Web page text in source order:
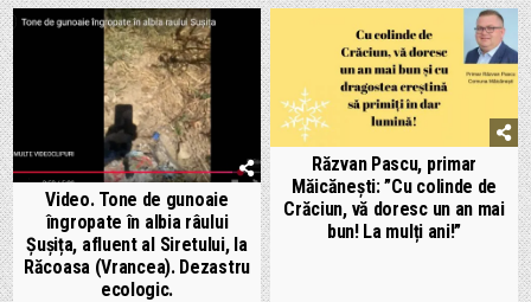
Video. Tone de gunoaie
îngropate în albia râului
Șușița, afluent al Siretului, la
Răcoasa (Vrancea). Dezastru
ecologic.
Răzvan Pascu, primar
Măicănești: ”Cu colinde de
Crăciun, vă doresc un an mai
bun! La mulți ani!”